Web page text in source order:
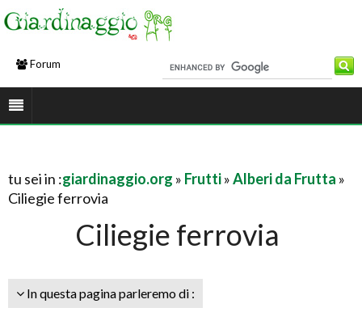
Forum
tu sei in :giardinaggio.org » Frutti»Alberi da Frutta »
Ciliegie ferrovia
Ciliegie ferrovia
In questa pagina parleremo di :